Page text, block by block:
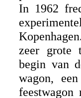
In 1962
zeer grote
begin van
wagon,
feestwagon